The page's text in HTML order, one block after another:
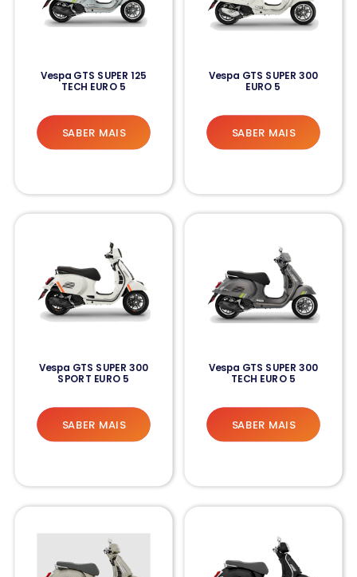
Vespa GTS SUPER 125
TECH EURO 5
SABER MAIS
Vespa GTS SUPER 300
EURO 5
SABER MAIS
Vespa GTS SUPER 300
SPORT EURO 5
SABER MAIS
Vespa GTS SUPER 300
TECH EURO 5
SABER MAIS